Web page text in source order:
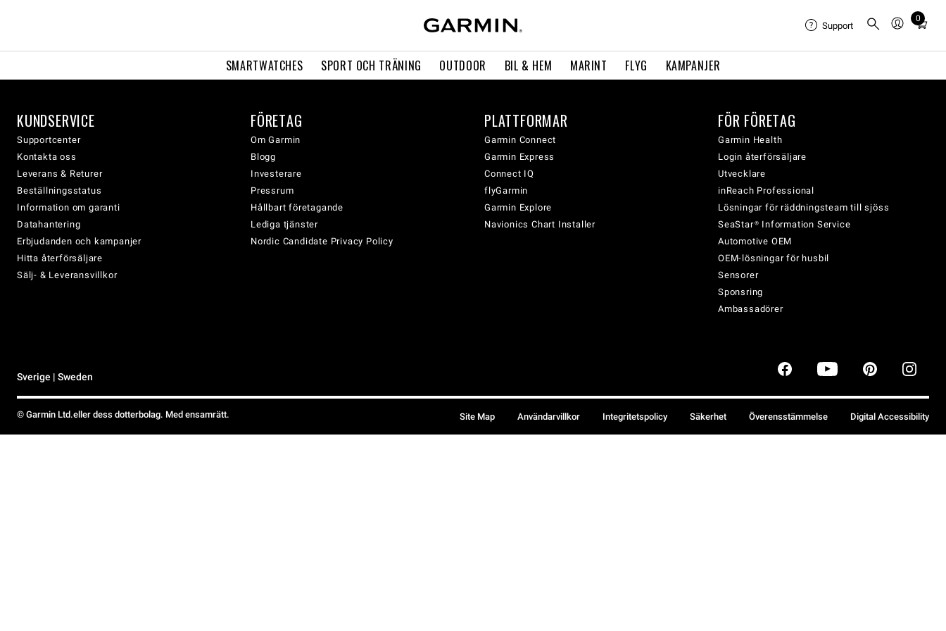
SMARTWATCHES SPORT OCH TRÄNING OUTDOOR BIL & HEM MARINT FLYG KAMPANJER
Support
0
Total
cart:
KUNDSERVICE
Supportcenter
Kontakta oss
Leverans & Returer
Beställningsstatus
Information om garanti
Datahantering
Erbjudanden och kampanjer
Hitta återförsäljare
Sälj- & Leveransvillkor
FÖRETAG
Om Garmin
Blogg
Investerare
Pressrum
Hållbart företagande
Lediga tjänster
Nordic Candidate Privacy Policy
PLATTFORMAR
Garmin Connect
Garmin Express
Connect IQ
flyGarmin
Garmin Explore
Navionics Chart Installer
FÖR FÖRETAG
Garmin Health
Login återförsäljare
Utvecklare
inReach Professional
Lösningar för räddningsteam till sjöss
SeaStar® Information Service
Automotive OEM
OEM-lösningar för husbil
Sensorer
Sponsring
Ambassadörer
Sverige | Sweden
© Garmin Ltd.eller dess dotterbolag. Med ensamrätt. Site Map Användarvillkor Integritetspolicy Säkerhet Överensstämmelse Digital Accessibility